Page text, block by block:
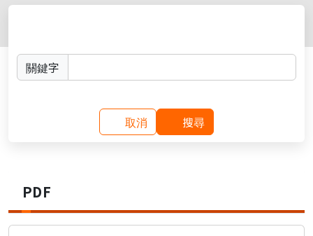
關鍵字
取消 搜尋
PDF